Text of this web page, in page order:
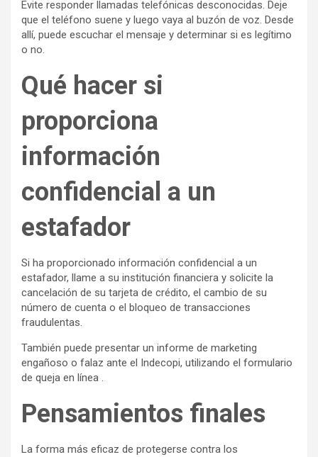
Evite responder llamadas telefónicas desconocidas. Deje
que el teléfono suene y luego vaya al buzón de voz. Desde
allí, puede escuchar el mensaje y determinar si es legítimo
o no.
Qué hacer si
proporciona
información
confidencial a un
estafador
Si ha proporcionado información confidencial a un
estafador, llame a su institución financiera y solicite la
cancelación de su tarjeta de crédito, el cambio de su
número de cuenta o el bloqueo de transacciones
fraudulentas.
También puede presentar un informe de marketing
engañoso o falaz ante el Indecopi, utilizando el formulario
de queja en línea .
Pensamientos finales
La forma más eficaz de protegerse contra los